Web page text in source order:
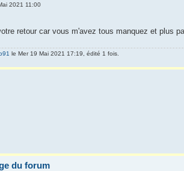
2021 11:00
retour car vous m'avez tous manquez et plus
le Mer 19 Mai 2021 17:19, édité 1 fois.
du forum